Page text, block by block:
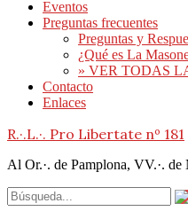
Eventos
Preguntas frecuentes
Preguntas y
¿Qué es La
» VER TODAS
Contacto
Enlaces
R.·.L.·. Pro Libertate nº 181
Al Or.·. de Pamplona, VV.·.